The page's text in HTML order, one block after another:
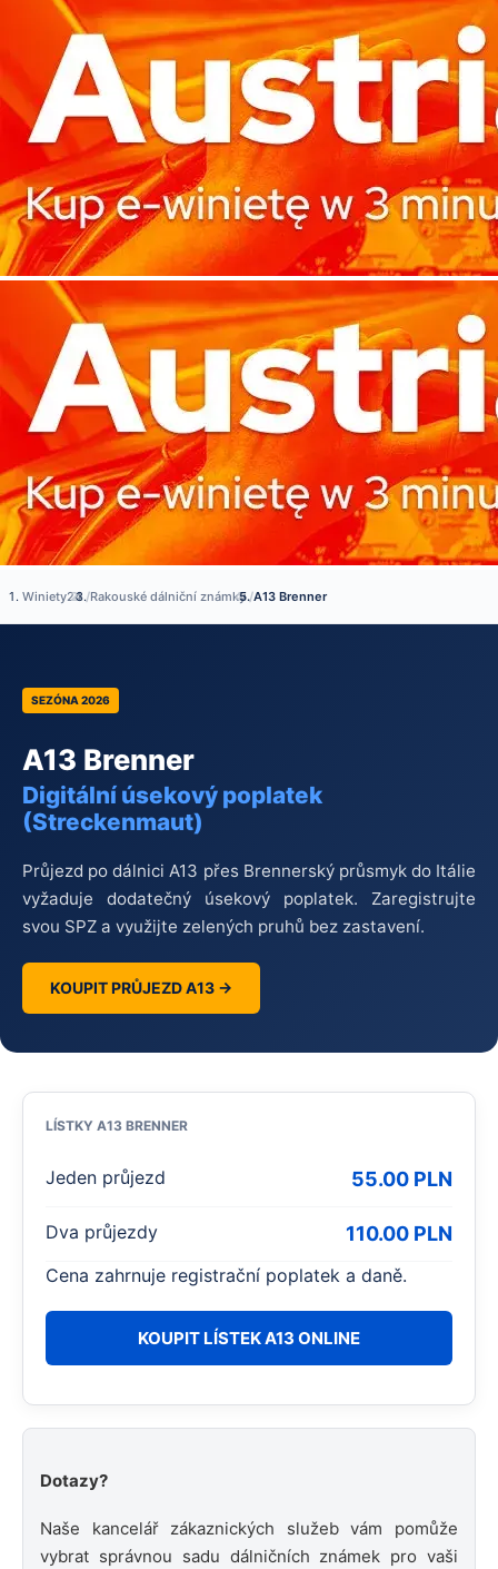
Winiety24 /Rakouské dálniční známky /A13 Brenner
SEZÓNA 2026
A13 Brenner
Digitální úsekový poplatek
(Streckenmaut)
Průjezd po dálnici A13 přes Brennerský průsmyk do Itálie
vyžaduje dodatečný úsekový poplatek. Zaregistrujte
svou SPZ a využijte zelených pruhů bez zastavení.
KOUPIT PRŮJEZD A13 →
LÍSTKY A13 BRENNER
Jeden průjezd 55.00 PLN
Dva průjezdy 110.00 PLN
Cena zahrnuje registrační poplatek a daně.
KOUPIT LÍSTEK A13 ONLINE
Dotazy?
Naše kancelář zákaznických služeb vám pomůže
vybrat správnou sadu dálničních známek pro vaši